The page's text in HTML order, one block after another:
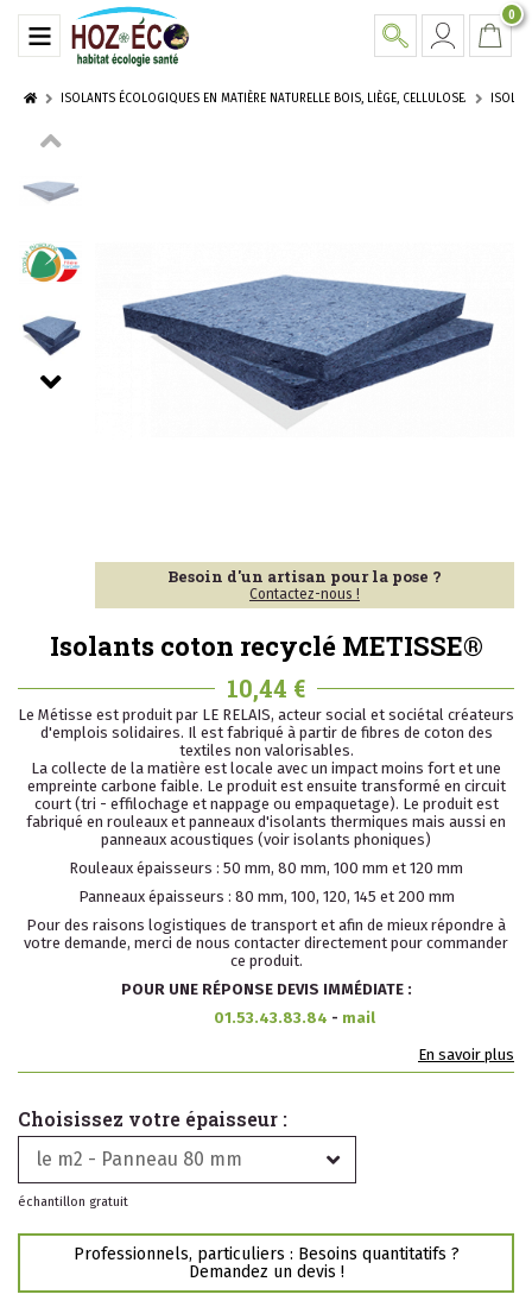
0
ISOLANTS ÉCOLOGIQUES EN MATIÈRE NATURELLE BOIS, LIÈGE, CELLULOSE.
Besoin d'un artisan pour la pose ?
Contactez-nous !
Isolants coton recyclé METISSE®
10,44 €
Le Métisse est produit par LE RELAIS, acteur social et sociétal créateurs
d'emplois solidaires. Il est fabriqué à partir de fibres de coton des
textiles non valorisables.
La collecte de la matière est locale avec un impact moins fort et une
empreinte carbone faible. Le produit est ensuite transformé en circuit
court (tri - effilochage et nappage ou empaquetage). Le produit est
fabriqué en rouleaux et panneaux d'isolants thermiques mais aussi en
panneaux acoustiques (voir isolants phoniques)
Rouleaux épaisseurs : 50 mm, 80 mm, 100 mm et 120 mm
Panneaux épaisseurs : 80 mm, 100, 120, 145 et 200 mm
Pour des raisons logistiques de transport et afin de mieux répondre à
votre demande, merci de nous contacter directement pour commander
ce produit.
POUR UNE RÉPONSE DEVIS IMMÉDIATE :
01.53.43.83.84 - mail
En savoir plus
Choisissez votre épaisseur :
le m2 - Panneau 80 mm
échantillon gratuit
Professionnels, particuliers : Besoins quantitatifs ?
Demandez un devis !